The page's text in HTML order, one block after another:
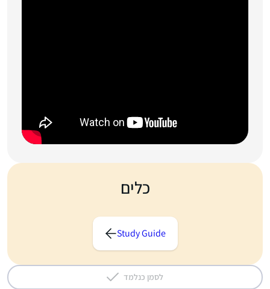
כלים
Study Guide
לסמן כנלמד